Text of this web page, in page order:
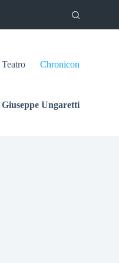
Teatro Chronicon
Giuseppe Ungaretti